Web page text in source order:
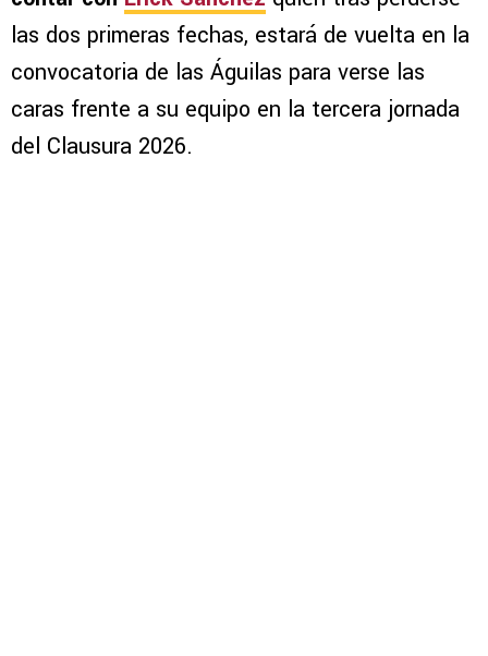
las dos primeras fechas, estará de vuelta en la
convocatoria de las Águilas para verse las
caras frente a su equipo en la tercera jornada
del Clausura 2026.